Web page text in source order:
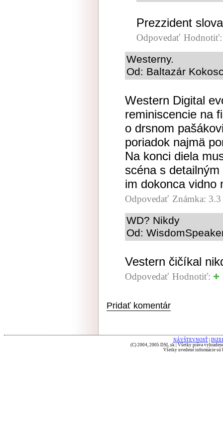
Prezzident
Odpovedať
Westerny.
Od: Baltazár
Western Digital
reminiscencie na
o drsnom
poriadok najmä
Na konci diela
scéna s
im dokonca vidno
Odpovedať Známka: 3.3
WD? Nikdy
Od:
Vestern čičíkal
Odpovedať Hodnotiť:
Pridať komentár
NÁVŠTEVNOSŤ
(C) 2004, 2005 DSL.sk | Všetky práva
Všetky uvedené informácie sú